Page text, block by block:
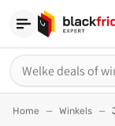
Home Winkels